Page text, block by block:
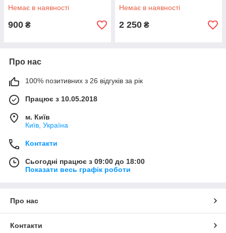
Немає в наявності
900 ₴
Немає в наявності
2 250 ₴
Про нас
100% позитивних з 26 відгуків за рік
Працює з 10.05.2018
м. Київ
Київ, Україна
Контакти
Сьогодні працює з 09:00 до 18:00
Показати весь графік роботи
Про нас
Контакти